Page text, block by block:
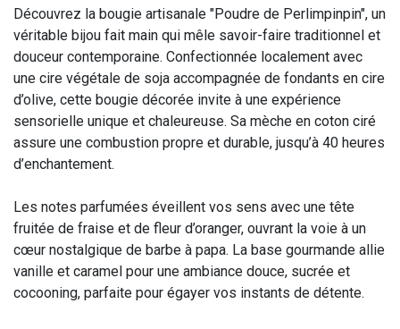
Découvrez la bougie artisanale "Poudre de Perlimpinpin", un
véritable bijou fait main qui mêle savoir-faire traditionnel et
douceur contemporaine. Confectionnée localement avec
une cire végétale de soja accompagnée de fondants en cire
d’olive, cette bougie décorée invite à une expérience
sensorielle unique et chaleureuse. Sa mèche en coton ciré
assure une combustion propre et durable, jusqu’à 40 heures
d’enchantement.
Les notes parfumées éveillent vos sens avec une tête
fruitée de fraise et de fleur d’oranger, ouvrant la voie à un
cœur nostalgique de barbe à papa. La base gourmande allie
vanille et caramel pour une ambiance douce, sucrée et
cocooning, parfaite pour égayer vos instants de détente.